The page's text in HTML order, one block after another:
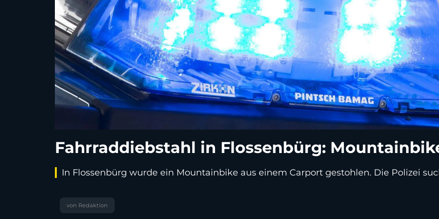
Fahrraddiebstahl in Flossenbürg:
In Flossenbürg wurde ein Mountainbike aus einem Carport gestohlen. Die Polizei
von Redaktion